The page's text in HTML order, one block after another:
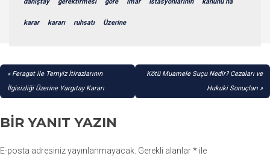
karar kararı ruhsatı Üzerine
YAZI
GEZINMESI
Feragat ile Temyiz İtirazlarının
İlgisizliği Üzerine Yargıtay Kararı
Kötü Muamele Suçu Nedir? Cezaları ve
Hukuki Sonuçları
BIR YANIT YAZIN
E-posta adresiniz yayınlanmayacak. Gerekli alanlar* ile